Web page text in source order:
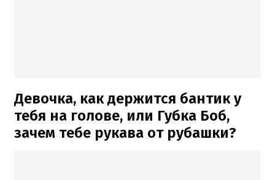
Девочка, как держится бантик у
тебя на голове, или Губка Боб,
зачем тебе рукава от рубашки?